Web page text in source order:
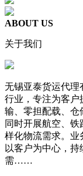
ABOUT US
关于我们
无锡亚泰货运代理
行业，专注为客户
输、零担配载、仓
同时开展航空、
样化物流需求。业
以客户为中心，
需……